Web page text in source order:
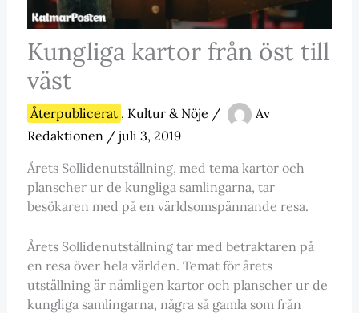
Kungliga kartor från öst till
väst
Återpublicerat , Kultur & Nöje /
Av
Redaktionen / juli 3, 2019
Årets Sollidenutställning, med tema kartor och
planscher ur de kungliga samlingarna, tar
besökaren med på en världsomspännande resa.
Årets Sollidenutställning tar med betraktaren på
en resa över hela världen. Temat för årets
utställning är nämligen kartor och planscher ur de
kungliga samlingarna, några så gamla som från